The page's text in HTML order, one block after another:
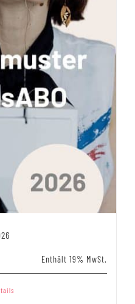
Enthält 19% MwSt.